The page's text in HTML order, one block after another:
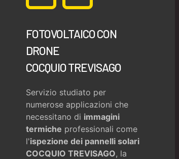
FOTOVOLTAICO CON
DRONE
COCQUIO TREVISAGO
Servizio studiato per
numerose applicazioni che
necessitano di immagini
termiche professionali come
l'ispezione dei pannelli solari
COCQUIO TREVISAGO, la